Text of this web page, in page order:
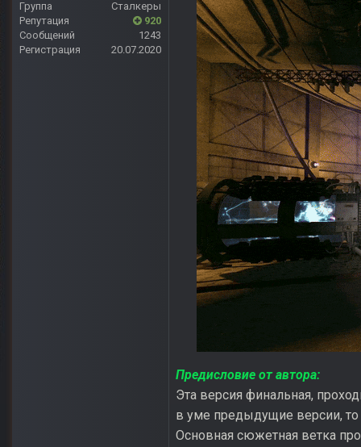
Группа
Сталкеры
Репутация
920
Сообщений
1243
Регистрация
20.07.2020
Предисловие от автора:
Эта версия финальная,
в уме предыдущие версии, то
Основная сюжетная ветка